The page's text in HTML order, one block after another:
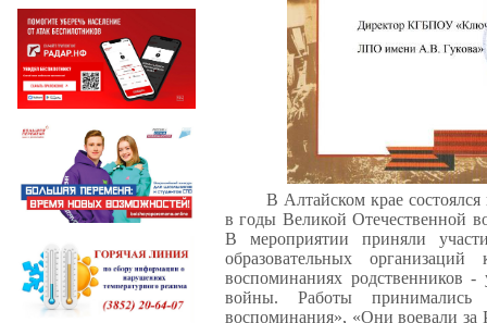
В Алтайском крае
в годы Великой Отечественной
В мероприятии приняли
образовательных
воспоминаниях родственников
войны. Работы
воспоминания», «Они воевали